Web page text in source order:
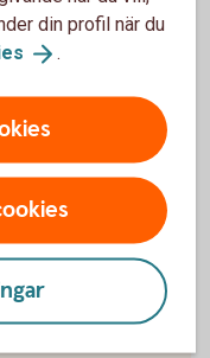
år 1904.
broar sedan
din profil när du
.